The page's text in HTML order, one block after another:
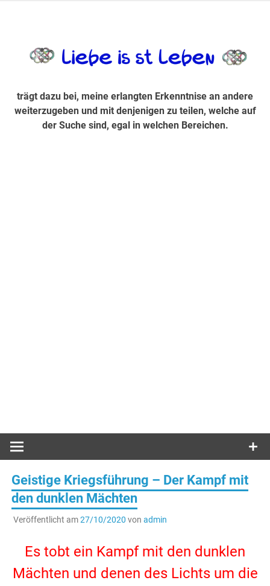
Suche sind, egal in welchen Bereichen.
trägt dazu bei, meine erlangten Erkenntnise an andere
weiterzugeben und mit denjenigen zu teilen, welche auf
der Suche sind, egal in welchen Bereichen.
Geistige Kriegsführung – Der Kampf mit
den dunklen Mächten
Veröffentlicht am27/10/2020 von admin
Es tobt ein Kampf mit den dunklen
Mächten und denen des Lichts um die